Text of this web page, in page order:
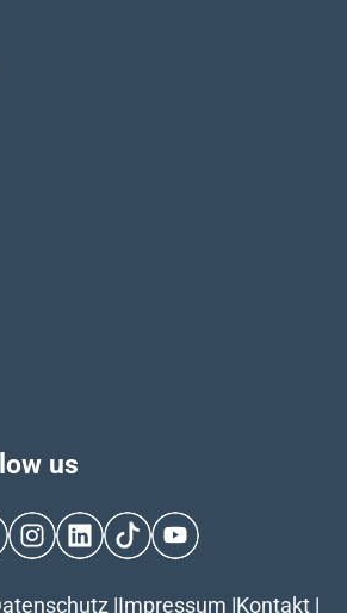
us
Instagram
LinkedInTikTokYouTube
|Impressum |Kontakt |